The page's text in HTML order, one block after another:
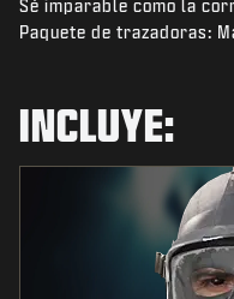
NOTICIAS
Sé imparable como la
Paquete de trazadoras:
INCLUYE: